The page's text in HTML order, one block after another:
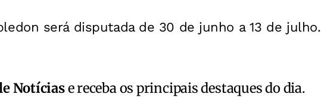
será disputada de 30 de junho a 13 de julho.
Notíciase receba os principais destaques do dia.